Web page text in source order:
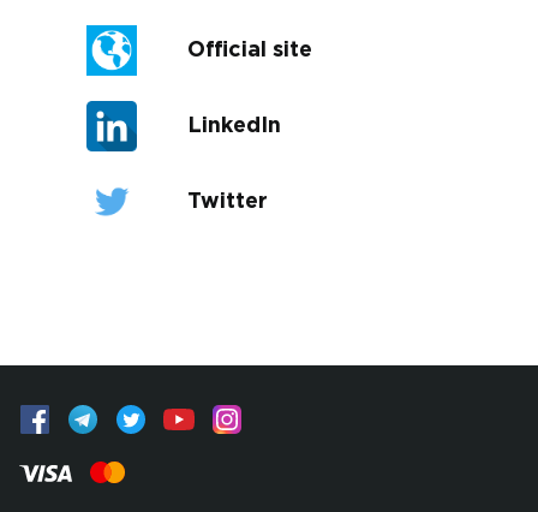
Official site
LinkedIn
Twitter